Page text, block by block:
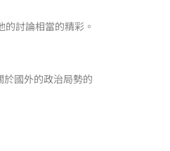
討論相當的精彩。
國外的政治局勢的